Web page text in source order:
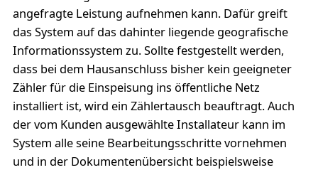
angefragte Leistung aufnehmen kann. Dafür greift
das System auf das dahinter liegende geografische
Informationssystem zu. Sollte festgestellt werden,
dass bei dem Hausanschluss bisher kein geeigneter
Zähler für die Einspeisung ins öffentliche Netz
installiert ist, wird ein Zählertausch beauftragt. Auch
der vom Kunden ausgewählte Installateur kann im
System alle seine Bearbeitungsschritte vornehmen
und in der Dokumentenübersicht beispielsweise